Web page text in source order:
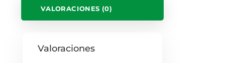
VALORACIONES (0)
Valoraciones